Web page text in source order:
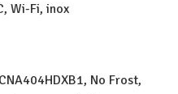
Wi-Fi, inox
No Frost,